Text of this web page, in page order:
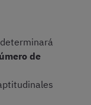
de